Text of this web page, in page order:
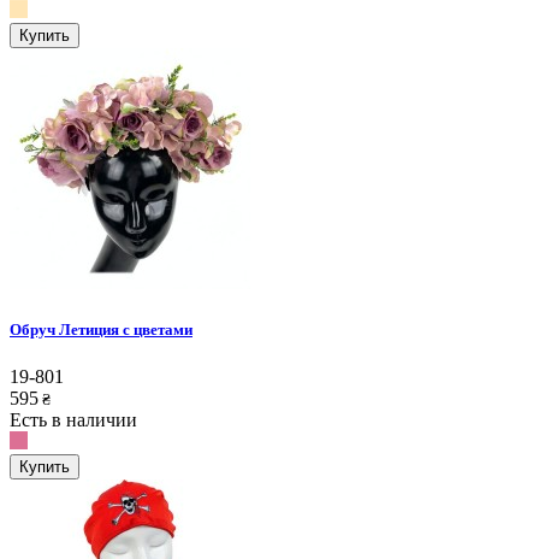
Купить
Обруч Летиция с цветами
19-801
595 ₴
Есть в наличии
Купить